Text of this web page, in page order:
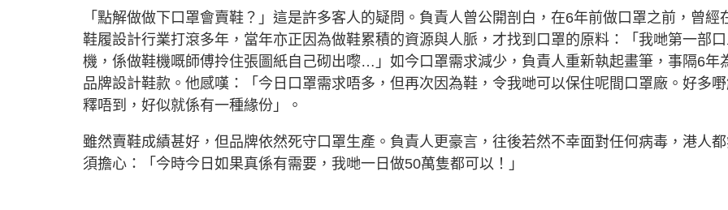
「點解做做下口罩會賣鞋？」這是許多客人的疑問。負責人曾公開剖白，在6年前做口罩之前，曾經
鞋履設計行業打滾多年，當年亦正因為做鞋累積的資源與人脈，才找到口罩的原料：「我哋第一部
機，係做鞋機嘅師傅拎住張圖紙自己砌出嚟…」如今口罩需求減少，負責人重新執起畫筆，事隔6年
品牌設計鞋款。他感嘆：「今日口罩需求唔多，但再次因為鞋，令我哋可以保住呢間口罩廠。好多
釋唔到，好似就係有一種緣份」。
雖然賣鞋成績甚好，但品牌依然死守口罩生產。負責人更豪言，往後若然不幸面對任何病毒，港人
須擔心：「今時今日如果真係有需要，我哋一日做50萬隻都可以！」